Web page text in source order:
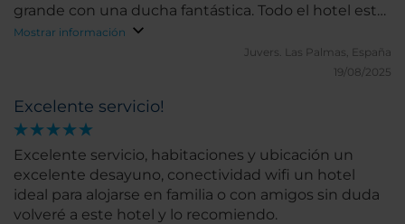
grande con una ducha fantástica. Todo el hotel está
muy limpio. El personal es muy amable y
profesional. Y el desayuno es muy bueno y
Mostrar información
Juvers.
Las Palmas, España
19/08/2025
Excelente servicio!
Excelente servicio, habitaciones y ubicación un
excelente desayuno, conectividad wifi un hotel
ideal para alojarse en familia o con amigos sin duda
volveré a este hotel y lo recomiendo.